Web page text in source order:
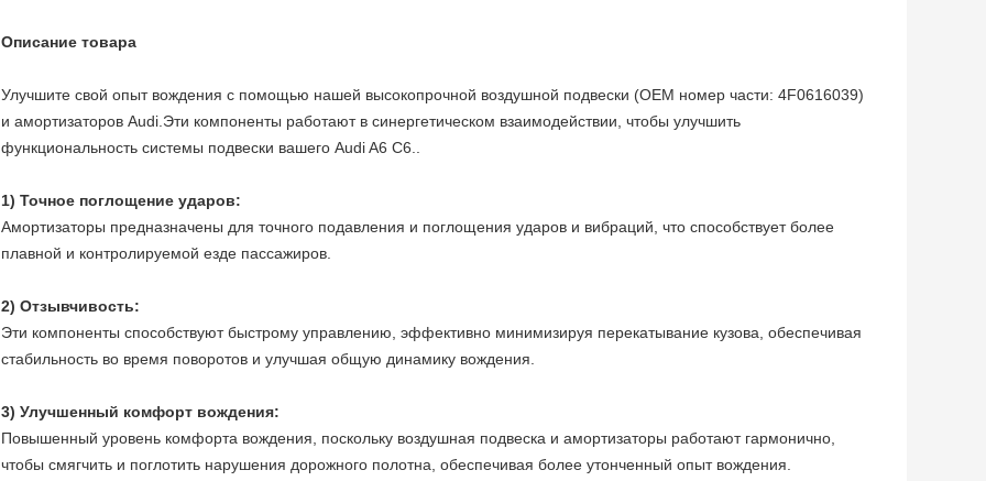
Описание товара
Улучшите свой опыт вождения с помощью нашей высокопрочной воздушной подвески (OEM номер части: 4F0616039)
и амортизаторов Audi.Эти компоненты работают в синергетическом взаимодействии, чтобы улучшить
функциональность системы подвески вашего Audi A6 C6..
1) Точное поглощение ударов:
Амортизаторы предназначены для точного подавления и поглощения ударов и вибраций, что способствует более
плавной и контролируемой езде пассажиров.
2) Отзывчивость:
Эти компоненты способствуют быстрому управлению, эффективно минимизируя перекатывание кузова, обеспечивая
стабильность во время поворотов и улучшая общую динамику вождения.
3) Улучшенный комфорт вождения:
Повышенный уровень комфорта вождения, поскольку воздушная подвеска и амортизаторы работают гармонично,
чтобы смягчить и поглотить нарушения дорожного полотна, обеспечивая более утонченный опыт вождения.